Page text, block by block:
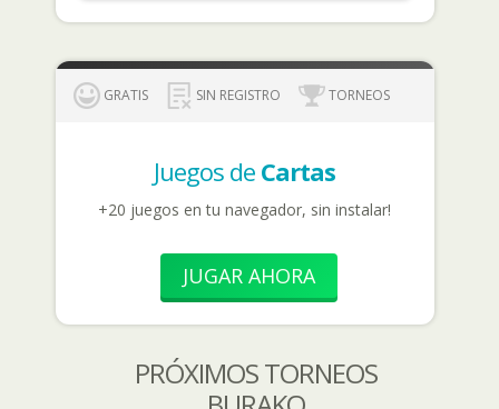
GRATIS SIN REGISTRO TORNEOS
Juegos de Cartas
+20 juegos en tu navegador, sin instalar!
JUGAR AHORA
PRÓXIMOS TORNEOS